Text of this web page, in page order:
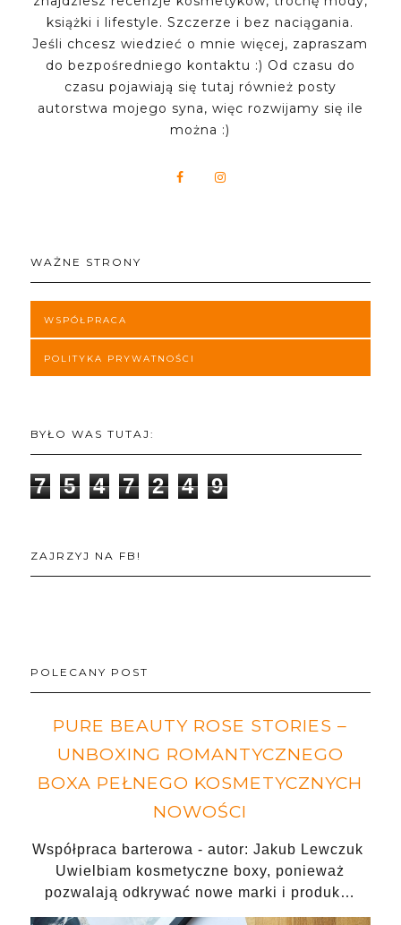
książki i lifestyle. Szczerze i bez naciągania.
Jeśli chcesz wiedzieć o mnie więcej, zapraszam
do bezpośredniego kontaktu :) Od czasu do
czasu pojawiają się tutaj również posty
autorstwa mojego syna, więc rozwijamy się ile
można :)
WAŻNE STRONY
WSPÓŁPRACA
POLITYKA PRYWATNOŚCI
BYŁO WAS TUTAJ:
7 5 4 7 2 4 9
ZAJRZYJ NA FB!
POLECANY POST
PURE BEAUTY ROSE STORIES –
UNBOXING ROMANTYCZNEGO
BOXA PEŁNEGO KOSMETYCZNYCH
NOWOŚCI
Współpraca barterowa - autor: Jakub Lewczuk
Uwielbiam kosmetyczne boxy, ponieważ
pozwalają odkrywać nowe marki i produk…